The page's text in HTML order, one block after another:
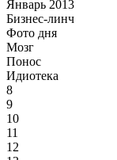
Январь 2013
Бизнес-линч
Фото дня
Мозг
Понос
Идиотека
8
9
10
11
12